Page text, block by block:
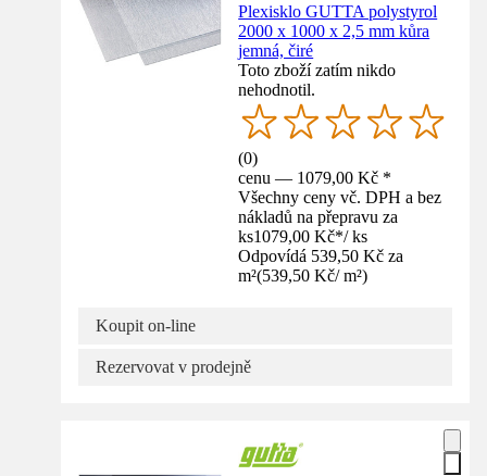
Plexisklo GUTTA polystyrol
2000 x 1000 x 2,5 mm kůra
jemná, čiré
Toto zboží zatím nikdo
nehodnotil.
(0)
cenu — 1079,00 Kč *
Všechny ceny vč. DPH a bez
nákladů na přepravu za
ks1079,00 Kč*/ ks
Odpovídá 539,50 Kč za
m²(539,50 Kč/ m²)
Koupit on-line
Rezervovat v prodejně